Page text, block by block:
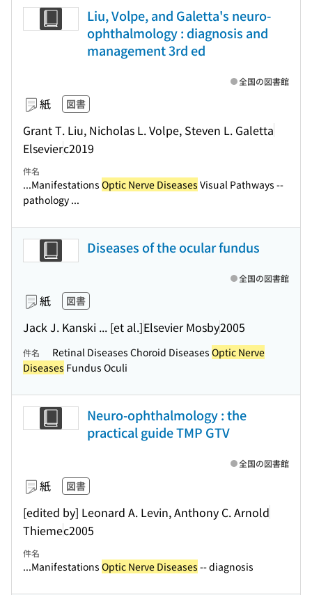
Liu, Volpe, and Galetta's neuro-
ophthalmology : diagnosis and
management 3rd ed
紙 図書
Grant T. Liu, Nicholas L. Volpe, Steven L. Galetta
Elsevierc2019
全国の図書館
件名
...Manifestations Optic Nerve Diseases Visual Pathways --
pathology ...
Diseases of the ocular fundus
紙 図書
Jack J. Kanski ... [et al.]Elsevier Mosby2005
全国の図書館
件名 Retinal Diseases Choroid Diseases Optic Nerve
Diseases Fundus Oculi
Neuro-ophthalmology : the
practical guide TMP GTV
紙 図書
[edited by] Leonard A. Levin, Anthony C. Arnold
Thiemec2005
全国の図書館
件名
...Manifestations Optic Nerve Diseases -- diagnosis